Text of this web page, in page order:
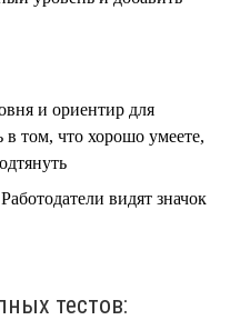
и ориентир для
в том, что хорошо умеете,
видят значок
тестов: